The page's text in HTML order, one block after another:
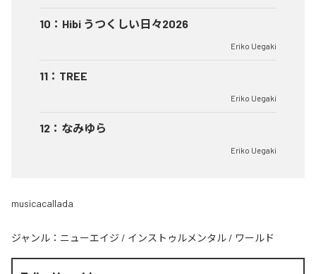
10 ： Hibi うつくしい日々2026
Eriko Uegaki
11 ： TREE
Eriko Uegaki
12 ： なみゆら
Eriko Uegaki
musicacallada
ジャンル： ニューエイジ / インストゥルメンタル / ワールド